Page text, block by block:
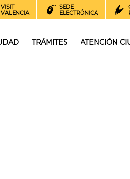
VISIT
VALENCIA
SEDE
ELECTRÓNICA
TRÁMITES ATENCIÓN